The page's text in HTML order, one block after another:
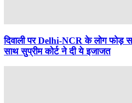
दिवाली पर Delhi-NCR के लोग फोड़
साथ सुप्रीम कोर्ट ने दी ये इजाजत